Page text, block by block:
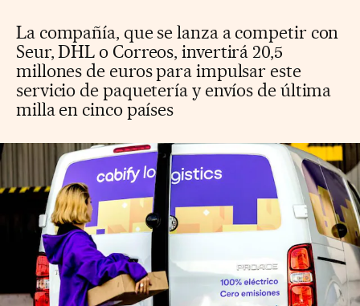
La compañía, que se lanza a competir con
Seur, DHL o Correos, invertirá 20,5
millones de euros para impulsar este
servicio de paquetería y envíos de última
milla en cinco países